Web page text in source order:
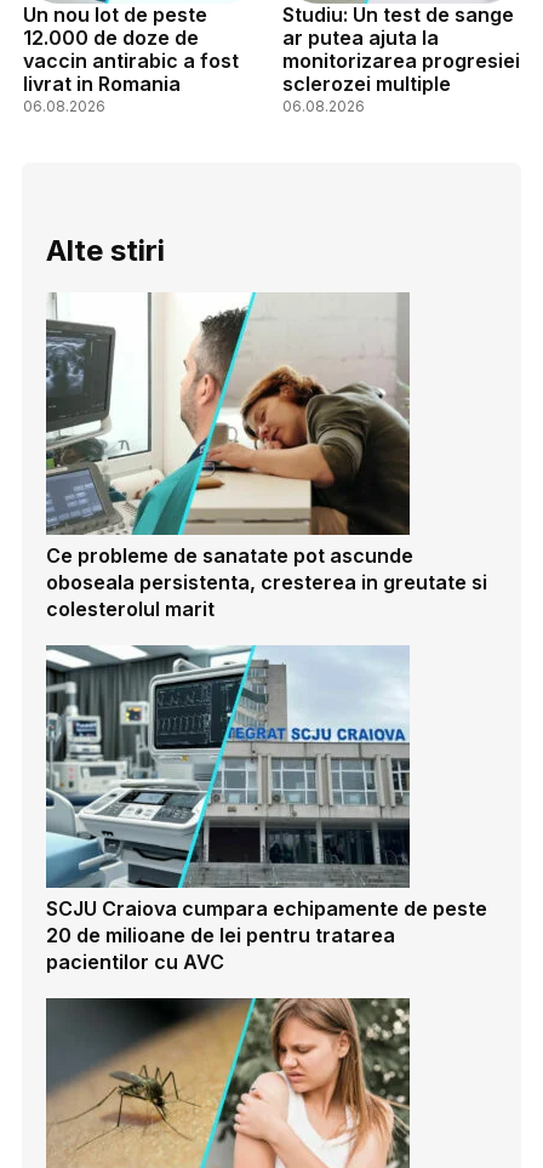
Un nou lot de peste
12.000 de doze de
vaccin antirabic a fost
livrat in Romania
06.08.2026
Studiu: Un test de sange
ar putea ajuta la
monitorizarea progresiei
sclerozei multiple
06.08.2026
Alte stiri
Ce probleme de sanatate pot ascunde
oboseala persistenta, cresterea in greutate si
colesterolul marit
SCJU Craiova cumpara echipamente de peste
20 de milioane de lei pentru tratarea
pacientilor cu AVC